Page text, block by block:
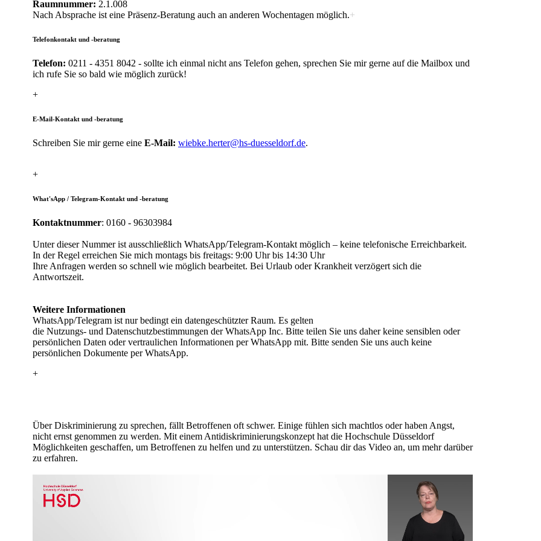
Raumnummer: 2.1.008
Nach Absprache ist eine Präsenz-Beratung auch an anderen Wochentagen möglich.+
Telefonkontakt und -beratung
Telefon: 0211 - 4351 8042​​ - sollte ich einmal nicht ans Telefon gehen, sprechen Sie mir gerne auf die Mailbox und
ich rufe Sie so bald wie möglich zurück!
+​
E-Mail-Kontakt und -beratung
Schreiben Sie mir gerne eine E-Mail: wiebke.herter@hs-duesseldorf.de.
+
What'sApp / Telegram-Kontakt und -beratung
Kontaktnummer: 0160 - 96303984
Unter dieser Nummer ist ausschließlich WhatsApp/Telegram-Kontakt möglich – keine telefonische Erreichbarkeit.
In der Regel erreichen Sie mich montags bis freitags: 9:00 Uhr bis 14:30 Uhr
​Ihre Anfragen werden so schnell wie möglich bearbeitet. Bei Urlaub oder Krankheit verzögert sich die
Antwortszeit.
Weitere Informationen​​
WhatsApp/Telegram ist nur bedingt ein datengeschützter Raum. Es gelten
die Nutzungs- und Datenschutzbestimmungen​ der WhatsApp Inc​. Bitte teilen Sie uns daher keine sensiblen oder
persönlichen Daten oder vertraulichen​ Informationen per WhatsApp mit. Bitte senden Sie uns ​auch keine
persönlichen Dokumente per WhatsApp.​
+
​​​Über Diskriminierung zu sprechen, fällt Betroffenen oft schwer. Einige fühlen sich machtlos oder haben Angst,
nicht ernst genommen zu werden. Mit einem Antidiskriminierungskonzept hat die Hochschule Düsseldorf
Möglichkeiten geschaffen, um Betroffenen zu helfen und zu unterstützen. Schau dir das Video an, um mehr darüber
zu erfahren.